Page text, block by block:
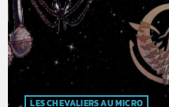
LES CHEVALIERS AU MICRO